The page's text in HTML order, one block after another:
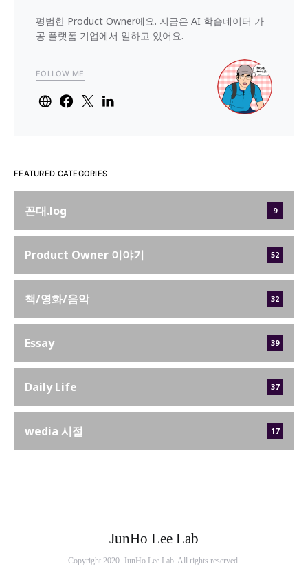
평범한 Product Owner에요. 지금은 AI 학습데이터 가
공 플랫폼 기업에서 일하고 있어요.
FOLLOW ME
FEATURED CATEGORIES
꼰대.log 9
Product Owner 이야기 52
책/영화/음악 32
Essay 39
Daily Life 37
wedia 시절 17
JunHo Lee Lab
Copyright 2020. JunHo Lee Lab. All rights reserved.